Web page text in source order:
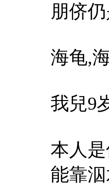
朋侪
海龟,
我兒9
本人
能靠